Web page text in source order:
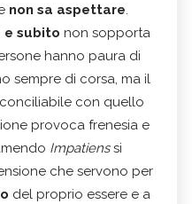
non sa aspettare.
subito non sopporta
hanno paura di
sempre di corsa, ma il
con quello
provoca frenesia e
Impatienssi
che servono per
del proprio essere e a